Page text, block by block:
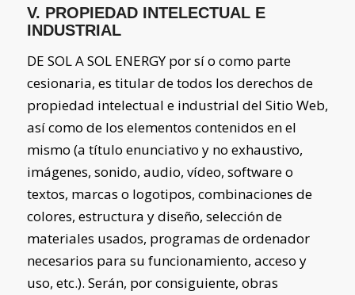
V. PROPIEDAD INTELECTUAL E
INDUSTRIAL
DE SOL A SOL ENERGYpor sí o como parte
cesionaria, es titular de todos los derechos de
propiedad intelectual e industrial del Sitio Web,
así como de los elementos contenidos en el
mismo (a título enunciativo y no exhaustivo,
imágenes, sonido, audio, vídeo, software o
textos, marcas o logotipos, combinaciones de
colores, estructura y diseño, selección de
materiales usados, programas de ordenador
necesarios para su funcionamiento, acceso y
uso, etc.). Serán, por consiguiente, obras